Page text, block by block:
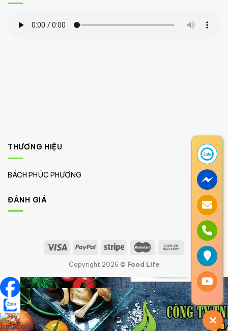
THƯƠNG HIỆU
BÁCH PHÚC PHƯƠNG (1)
ĐÁNH GIÁ
Copyright 2026 © Food Life